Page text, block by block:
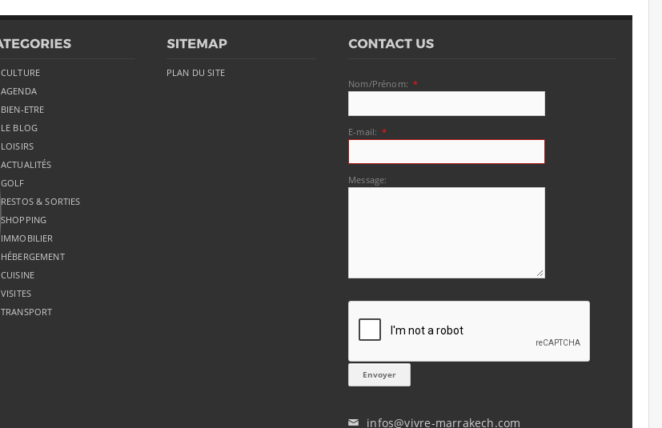
CULTURE
AGENDA
BIEN-ETRE
LE BLOG
LOISIRS
ACTUALITÉS
GOLF
RESTOS & SORTIES
SHOPPING
IMMOBILIER
HÉBERGEMENT
CUISINE
VISITES
TRANSPORT
PLAN DU SITE
Nom/Prénom: *
E-mail: *
Message:
✉ infos@vivre-marrakech.com